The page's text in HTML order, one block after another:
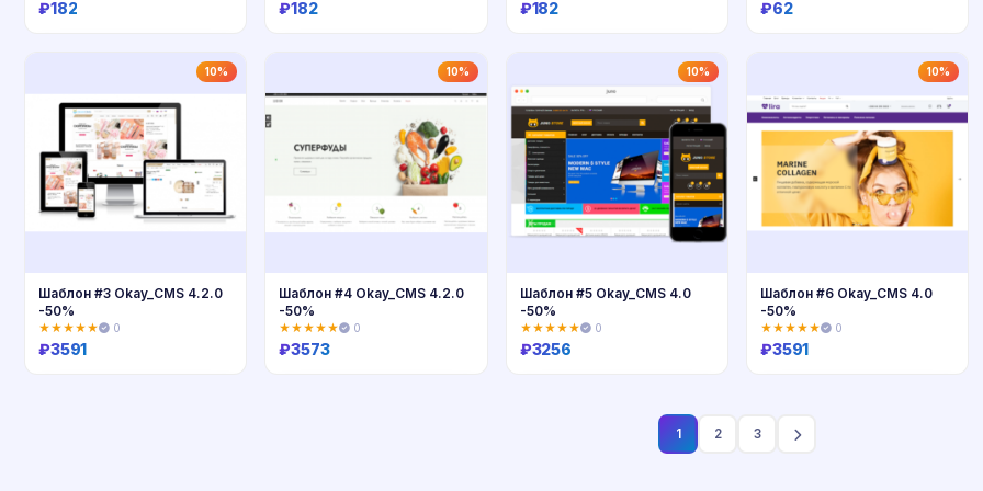
₽182 ₽182 ₽182 ₽62
10%
Шаблон #3 Okay_CMS 4.2.0
-50%
★★★★★ 0
₽3591
10%
Шаблон #4 Okay_CMS 4.2.0
-50%
★★★★★ 0
₽3573
10%
Шаблон #5 Okay_CMS 4.0
-50%
★★★★★ 0
₽3256
10%
Шаблон #6 Okay_CMS 4.0
-50%
★★★★★ 0
₽3591
1 2 3